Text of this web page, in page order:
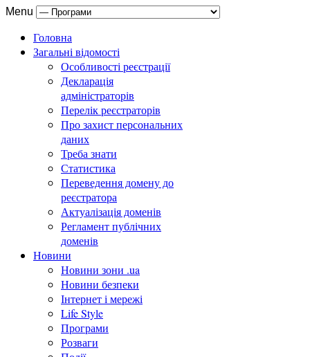
Menu
Головна
Загальні відомості
Особливості реєстрації
Декларація
адміністраторів
Перелік реєстраторів
Про захист персональних
даних
Треба знати
Статистика
Переведення домену до
реєстратора
Актуалізація доменів
Регламент публічних
доменів
Новини
Новини зони .ua
Новини безпеки
Інтернет і мережі
Life Style
Програми
Розваги